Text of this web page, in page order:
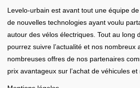
Levelo-urbain est avant tout une équipe
de nouvelles technologies ayant voulu
autour des vélos électriques. Tout au long
pourrez suivre l’actualité et nos nombreux
nombreuses offres de nos partenaires
prix avantageux sur l’achat de véhicules et